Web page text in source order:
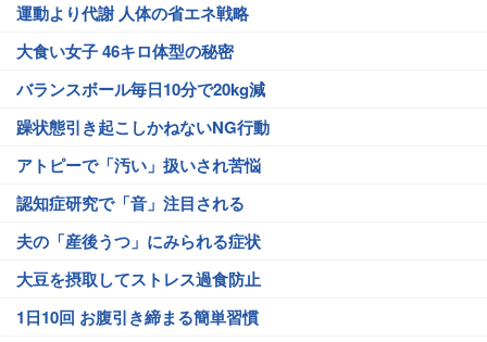
運動より代謝 人体の省エネ戦略
大食い女子 46キロ体型の秘密
バランスボール毎日10分で20kg減
躁状態引き起こしかねないNG行動
アトピーで「汚い」扱いされ苦悩
認知症研究で「音」注目される
夫の「産後うつ」にみられる症状
大豆を摂取してストレス過食防止
1日10回 お腹引き締まる簡単習慣